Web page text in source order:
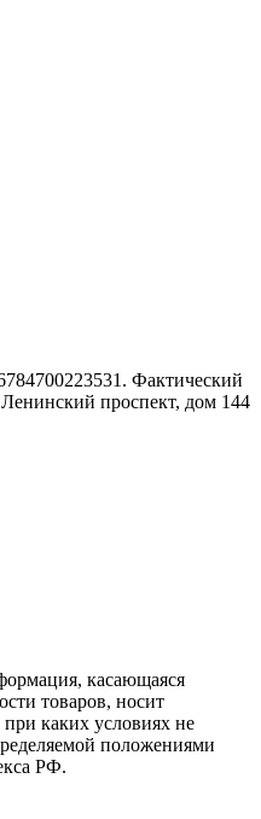
Фактический
проспект, дом 144
касающаяся
товаров, носит
каких условиях не
положениями
РФ.